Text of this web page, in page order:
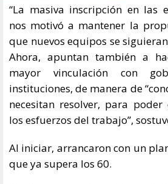
“La masiva inscripción en las
nos motivó a mantener la
que nuevos equipos se
Ahora, apuntan también a
mayor vinculación con
instituciones, de manera de
necesitan resolver, para
los esfuerzos del trabajo”,
Al iniciar, arrancaron con un
que ya supera los 60.